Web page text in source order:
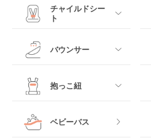
すべて
レギュラーサイズベビ
ベッドインベッド
クーファン
チャイルドシー
ト
すべて
ジュニアシート
バウンサー
すべて
抱っこ紐
すべて
ベビーバス